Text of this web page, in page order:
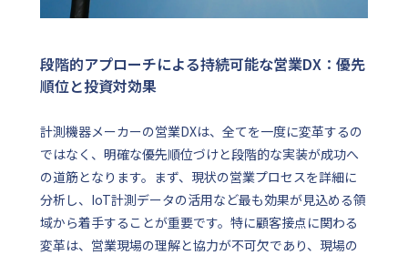
段階的アプローチによる持続可能な営業DX：優先
順位と投資対効果
計測機器メーカーの営業DXは、全てを一度に変革するの
ではなく、明確な優先順位づけと段階的な実装が成功へ
の道筋となります。まず、現状の営業プロセスを詳細に
分析し、IoT計測データの活用など最も効果が見込める領
域から着手することが重要です。特に顧客接点に関わる
変革は、営業現場の理解と協力が不可欠であり、現場の